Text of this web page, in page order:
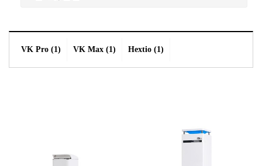
VK Pro (1) VK Max (1) Hextio (1)